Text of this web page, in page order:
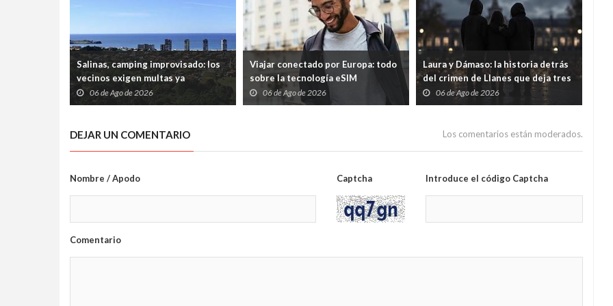
Salinas, camping improvisado: los
vecinos exigen multas ya
06 de Ago de 2026
Viajar conectado por Europa: todo
sobre la tecnología eSIM
06 de Ago de 2026
Laura y Dámaso: la historia detrás
del crimen de Llanes que deja tres
hijos huérfanos
06 de Ago de 2026
DEJAR UN COMENTARIO Los comentarios están moderados.
Nombre / Apodo Captcha Introduce el código Captcha
Comentario